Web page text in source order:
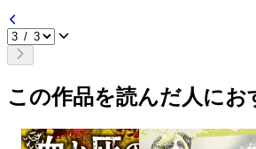
この作品を読んだ人にお